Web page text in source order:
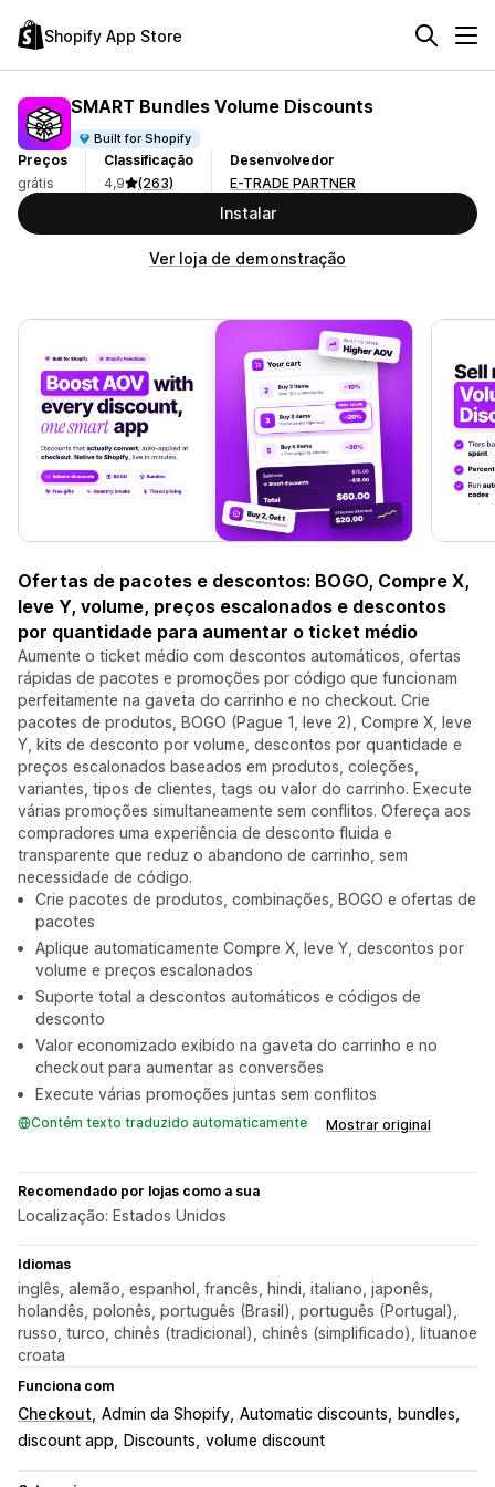
Shopify App Store
SMART Bundles Volume Discounts
Built for Shopify
Preços
grátis
Classificação
4,9
(263)
Desenvolvedor
E-TRADE PARTNER
Instalar
Ver loja de demonstração
Ofertas de pacotes e descontos: BOGO, Compre X,
leve Y, volume, preços escalonados e descontos
por quantidade para aumentar o ticket médio
Aumente o ticket médio com descontos automáticos, ofertas
rápidas de pacotes e promoções por código que funcionam
perfeitamente na gaveta do carrinho e no checkout. Crie
pacotes de produtos, BOGO (Pague 1, leve 2), Compre X, leve
Y, kits de desconto por volume, descontos por quantidade e
preços escalonados baseados em produtos, coleções,
variantes, tipos de clientes, tags ou valor do carrinho. Execute
várias promoções simultaneamente sem conflitos. Ofereça aos
compradores uma experiência de desconto fluida e
transparente que reduz o abandono de carrinho, sem
necessidade de código.
Crie pacotes de produtos, combinações, BOGO e ofertas de
pacotes
Aplique automaticamente Compre X, leve Y, descontos por
volume e preços escalonados
Suporte total a descontos automáticos e códigos de
desconto
Valor economizado exibido na gaveta do carrinho e no
checkout para aumentar as conversões
Execute várias promoções juntas sem conflitos
Contém texto traduzido automaticamente Mostrar original
Recomendado por lojas como a sua
Localização: Estados Unidos
Idiomas
inglês, alemão, espanhol, francês, hindi, italiano, japonês,
holandês, polonês, português (Brasil), português (Portugal),
russo, turco, chinês (tradicional), chinês (simplificado), lituanoe
croata
Funciona com
Checkout Admin da Shopify Automatic discounts
bundles
discount app
Discounts volume discount